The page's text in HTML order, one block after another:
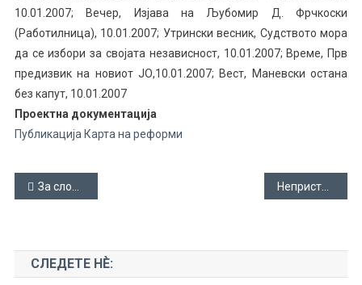
10.01.2007; Вечер, Изјава на Љубомир Д. Фрчкоски
(Работилница), 10.01.2007; Утрински весник, Судството мора
да се избори за својата независност, 10.01.2007; Време, Прв
предизвик на новиот ЈО,10.01.2007; Вест, Маневски остана
без капут, 10.01.2007
Проектна документација
Публикација Карта на реформи
Навигација
напис
За слободното убедување дека властите не треба да ги предизвикуваме – 2
СЛЕДЕТЕ НЀ: